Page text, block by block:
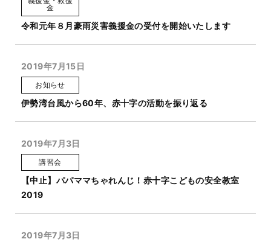
金
令和元年８月豪雨災害義援金の受付を開始いたします
2019年7月15日
お知らせ
伊勢湾台風から60年、赤十字の活動を振り返る
2019年7月3日
講習会
【中止】パパママちゃれんじ！赤十字こどもの安全教室
2019
2019年7月3日